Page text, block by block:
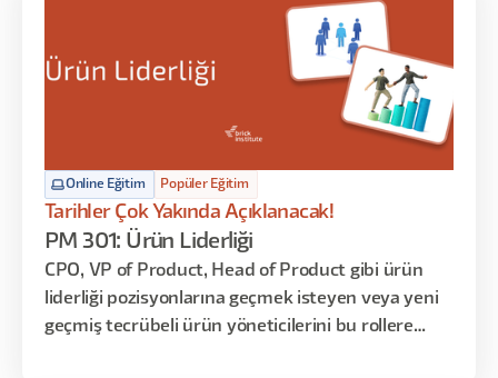
Online Eğitim Popüler Eğitim
Tarihler Çok Yakında Açıklanacak!
PM 301: Ürün Liderliği
CPO, VP of Product, Head of Product gibi ürün
liderliği pozisyonlarına geçmek isteyen veya yeni
geçmiş tecrübeli ürün yöneticilerini bu rollere